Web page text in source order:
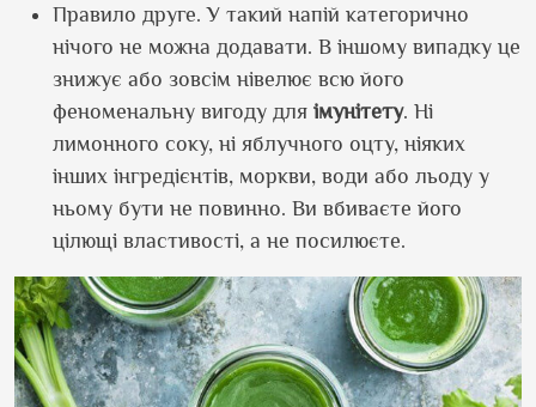
Правило друге. У такий напій категорично
нічого не можна додавати. В іншому випадку це
знижує або зовсім нівелює всю його
феноменальну вигоду для імунітету. Ні
лимонного соку, ні яблучного оцту, ніяких
інших інгредієнтів, моркви, води або льоду у
ньому бути не повинно. Ви вбиваєте його
цілющі властивості, а не посилюєте.